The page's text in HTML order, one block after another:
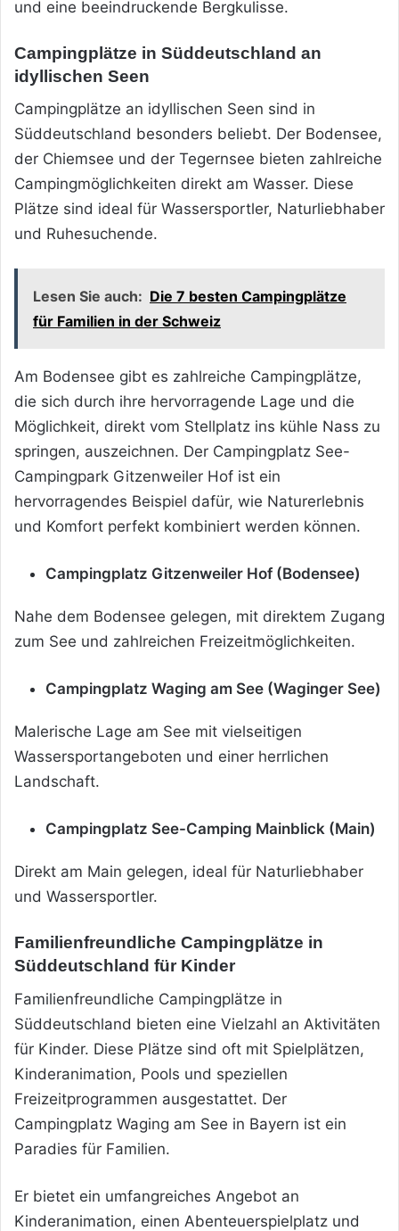
und eine beeindruckende Bergkulisse.
Campingplätze in Süddeutschland an
idyllischen Seen
Campingplätze an idyllischen Seen sind in
Süddeutschland besonders beliebt. Der Bodensee,
der Chiemsee und der Tegernsee bieten zahlreiche
Campingmöglichkeiten direkt am Wasser. Diese
Plätze sind ideal für Wassersportler, Naturliebhaber
und Ruhesuchende.
Lesen Sie auch: Die 7 besten Campingplätze
für Familien in der Schweiz
Am Bodensee gibt es zahlreiche Campingplätze,
die sich durch ihre hervorragende Lage und die
Möglichkeit, direkt vom Stellplatz ins kühle Nass zu
springen, auszeichnen. Der Campingplatz See-
Campingpark Gitzenweiler Hof ist ein
hervorragendes Beispiel dafür, wie Naturerlebnis
und Komfort perfekt kombiniert werden können.
Campingplatz Gitzenweiler Hof (Bodensee)
Nahe dem Bodensee gelegen, mit direktem Zugang
zum See und zahlreichen Freizeitmöglichkeiten.
Campingplatz Waging am See (Waginger See)
Malerische Lage am See mit vielseitigen
Wassersportangeboten und einer herrlichen
Landschaft.
Campingplatz See-Camping Mainblick (Main)
Direkt am Main gelegen, ideal für Naturliebhaber
und Wassersportler.
Familienfreundliche Campingplätze in
Süddeutschland für Kinder
Familienfreundliche Campingplätze in
Süddeutschland bieten eine Vielzahl an Aktivitäten
für Kinder. Diese Plätze sind oft mit Spielplätzen,
Kinderanimation, Pools und speziellen
Freizeitprogrammen ausgestattet. Der
Campingplatz Waging am See in Bayern ist ein
Paradies für Familien.
Er bietet ein umfangreiches Angebot an
Kinderanimation, einen Abenteuerspielplatz und